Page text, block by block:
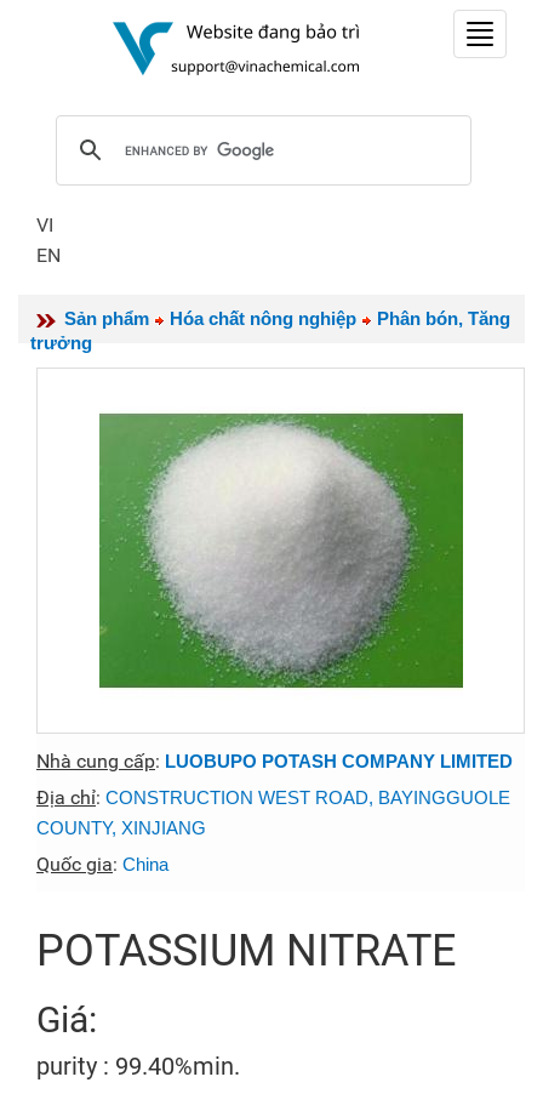
Toggle
VI
EN
Sản phẩm Hóa chất nông nghiệp
Phân bón, Tăng
trưởng
Nhà cung cấp: LUOBUPO POTASH COMPANY LIMITED
Địa chỉ: CONSTRUCTION WEST ROAD, BAYINGGUOLE
COUNTY, XINJIANG
Quốc gia: China
POTASSIUM NITRATE
Giá:
purity : 99.40%min.